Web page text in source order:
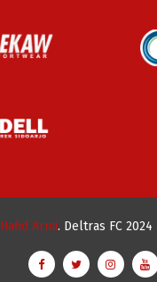
Hafid Armi. Deltras FC